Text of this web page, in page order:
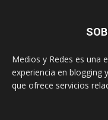
Medios y Redes es una
experiencia en blogging
que ofrece servicios